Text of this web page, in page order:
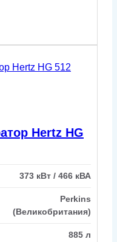
Hertz HG
373 кВт / 466 кВА
Perkins
(Великобритания)
885 л